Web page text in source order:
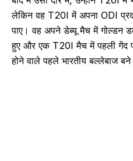
लेकिन वह T20I में अपना ODI
पाए। वह अपने डेब्यू मैच में गोल्डन
हुए और एक T20I मैच में पहली गेंद
होने वाले पहले भारतीय बल्लेबाज